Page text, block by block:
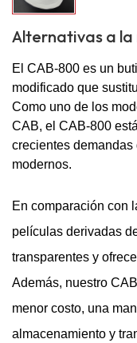
Alternativas a la
El CAB-800 es un
modificado que
Como uno de los
CAB, el CAB-800
crecientes
modernos.
En comparación con
películas derivadas
transparentes y
Además, nuestro
menor costo, una
almacenamiento y